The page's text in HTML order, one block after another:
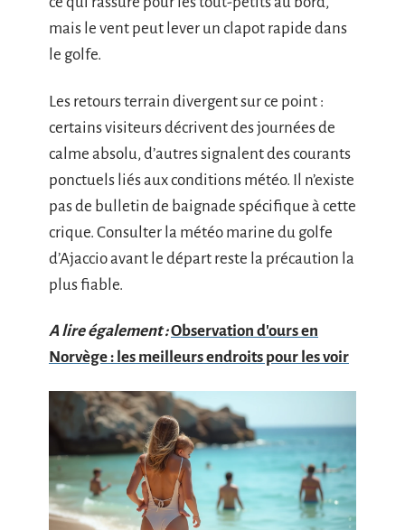
mais le vent peut lever un clapot rapide dans
le golfe.
Les retours terrain divergent sur ce point :
certains visiteurs décrivent des journées de
calme absolu, d’autres signalent des courants
ponctuels liés aux conditions météo. Il n’existe
pas de bulletin de baignade spécifique à cette
crique. Consulter la météo marine du golfe
d’Ajaccio avant le départ reste la précaution la
plus fiable.
A lire également :Observation d'ours en
Norvège : les meilleurs endroits pour les voir